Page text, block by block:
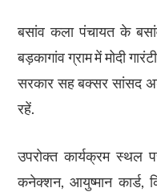
बसांव कला पंचायत के
बड़कागांव ग्राम में मोदी
सरकार सह बक्सर सांसद
रहें.
उपरोक्त कार्यक्रम स्थल
कनेक्शन, आयुष्मान कार्ड,